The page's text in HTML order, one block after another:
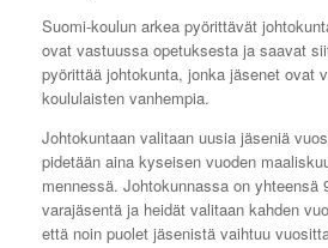
Suomi-koulun arkea pyörittävät
ovat vastuussa opetuksesta ja saavat
pyörittää johtokunta, jonka jäsenet ovat
koululaisten vanhempia.
Johtokuntaan valitaan uusia jäseniä
pidetään aina kyseisen vuoden
mennessä. Johtokunnassa on yhteensä
varajäsentä ja heidät valitaan kahden
että noin puolet jäsenistä vaihtuu